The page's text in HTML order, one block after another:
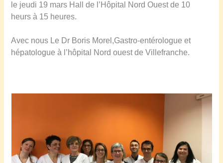
le jeudi 19 mars Hall de l’Hôpital Nord Ouest de 10
heurs à 15 heures.
Avec nous Le Dr Boris Morel,Gastro-entérologue et
hépatologue à l’hôpital Nord ouest de Villefranche.